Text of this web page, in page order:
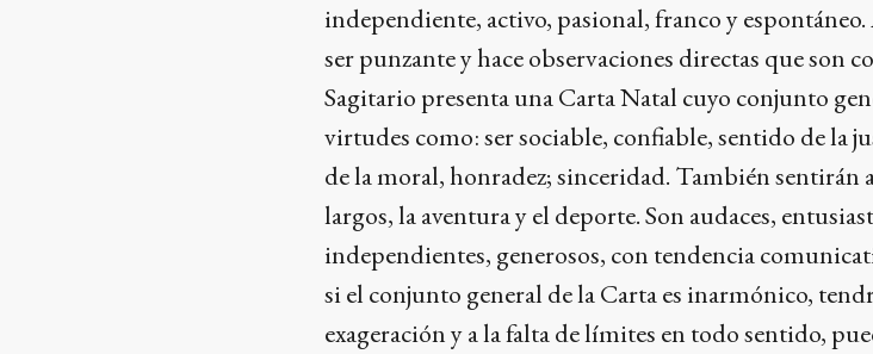
independiente, activo, pasional, franco y
ser punzante y hace observaciones directas que son
Sagitario presenta una Carta Natal cuyo conjunto
virtudes como: ser sociable, confiable, sentido de la
de la moral, honradez; sinceridad. También sentirán
largos, la aventura y el deporte. Son audaces,
independientes, generosos, con tendencia
si el conjunto general de la Carta es inarmónico,
exageración y a la falta de límites en todo sentido,